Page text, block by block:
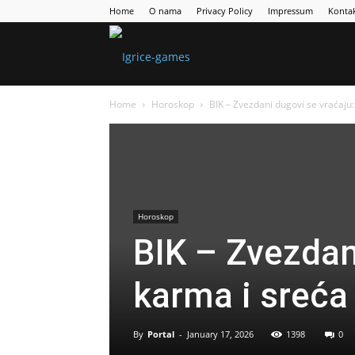
Home O nama Privacy Policy Impressum
Home Horoskop BIK – Zvezdani dugovi se
Horoskop
BIK –
karma i
By Portal - January 17, 2026 1398 0